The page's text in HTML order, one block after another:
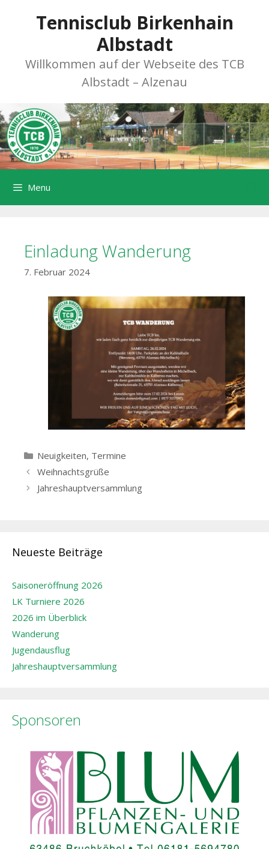
Tennisclub Birkenhain
Albstadt
Willkommen auf der Webseite des TCB
Albstadt – Alzenau
Menu
Einladung Wanderung
7. Februar 2024
Kategorien
Neuigkeiten, Termine
Beitrags-
Navigation
Weihnachtsgrüße
Jahreshauptversammlung
Neueste Beiträge
Saisoneröffnung 2026
LK Turniere 2026
2026 im Überblick
Wanderung
Jugendausflug
Jahreshauptversammlung
Sponsoren